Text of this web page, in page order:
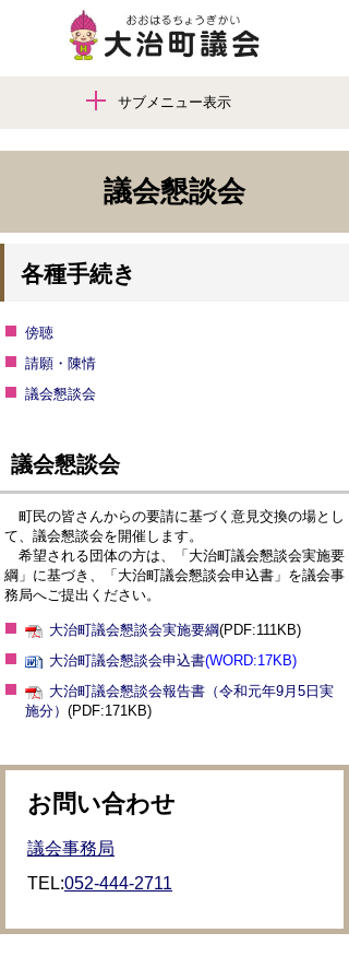
サブメニュー表示
議会懇談会
各種手続き
傍聴
請願・陳情
議会懇談会
議会懇談会
町民の皆さんからの要請に基づく意見交換の場とし
て、議会懇談会を開催します。
希望される団体の方は、「大治町議会懇談会実施要
綱」に基づき、「大治町議会懇談会申込書」を議会事
務局へご提出ください。
大治町議会懇談会実施要綱(PDF:111KB)
大治町議会懇談会申込書(WORD:17KB)
大治町議会懇談会報告書（令和元年9月5日実
施分） (PDF:171KB)
お問い合わせ
議会事務局
TEL:052-444-2711